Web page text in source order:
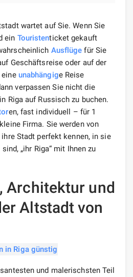
wartet auf Sie. Wenn Sie
ein Touristenticket gekauft
Ausflüge für Sie
Geschäftsreise oder auf der
eine unabhängige Reise
verpassen Sie nicht die
in Riga auf Russisch zu buchen.
en, fast individuell – für 1
Firma. Sie werden von
Stadt perfekt kennen, in sie
„ihr Riga“ mit Ihnen zu
, Architektur und
Altstadt von
und malerischsten Teil